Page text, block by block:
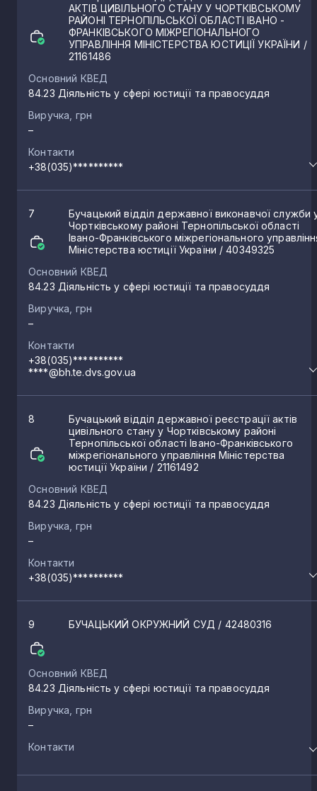
АКТІВ ЦИВІЛЬНОГО СТАНУ У ЧОРТКІВСЬКОМУ
РАЙОНІ ТЕРНОПІЛЬСЬКОЇ ОБЛАСТІ ІВАНО -
ФРАНКІВСЬКОГО МІЖРЕГІОНАЛЬНОГО
УПРАВЛІННЯ МІНІСТЕРСТВА ЮСТИЦІЇ УКРАЇНИ /
21161486
Основний КВЕД
84.23 Діяльність у сфері юстиції та правосуддя
Виручка, грн
–
Контакти
+38(035)**********
7
Бучацький відділ державної виконавчої служби
Чортківському районі Тернопільської області
Івано-Франківського міжрегіонального
Міністерства юстиції України / 40349325
Основний КВЕД
84.23 Діяльність у сфері юстиції та правосуддя
Виручка, грн
–
Контакти
+38(035)**********
****@bh.te.dvs.gov.ua
8
Бучацький відділ державної реєстрації актів
цивільного стану у Чортківському районі
Тернопільської області Івано-Франківського
міжрегіонального управління Міністерства
юстиції України / 21161492
Основний КВЕД
84.23 Діяльність у сфері юстиції та правосуддя
Виручка, грн
–
Контакти
+38(035)**********
9 БУЧАЦЬКИЙ ОКРУЖНИЙ СУД / 42480316
Основний КВЕД
84.23 Діяльність у сфері юстиції та правосуддя
Виручка, грн
–
Контакти